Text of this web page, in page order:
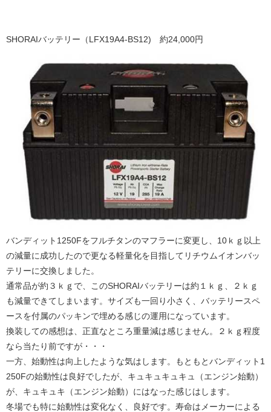
SHORAIバッテリー（LFX19A4-BS12) 約24,000円
バンディット1250Fをフルチタンのマフラーに変更し、10ｋｇ以上
の減量に成功したので更なる軽量化を目指してリチウムイオンバッ
テリーに交換しました。
通常品が約３ｋｇで、このSHORAIバッテリーは約１ｋｇ、２ｋｇ
も減量できてしまいます。サイズも一回り小さく、バッテリースペ
ースを付属のパッキンで埋める感じの運用になっています。
換装しての感想は、正直なところ重量減は感じません。２ｋｇ程度
なら当たり前ですが・・・
一方、始動性は向上したような気はします。もともとバンディット1
250Fの始動性は良好でしたが、キュキュキュキュ（エンジン始動）
が、キュキュキ（エンジン始動）にはなった感じはします。
冬場でも特に始動性は変化なく、良好です。寿命はメーカーによる